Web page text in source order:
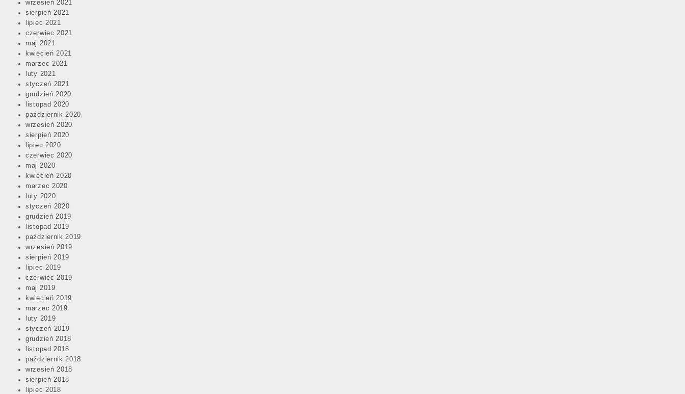
wrzesień 2021
sierpień 2021
lipiec 2021
czerwiec 2021
maj 2021
kwiecień 2021
marzec 2021
luty 2021
styczeń 2021
grudzień 2020
listopad 2020
październik 2020
wrzesień 2020
sierpień 2020
lipiec 2020
czerwiec 2020
maj 2020
kwiecień 2020
marzec 2020
luty 2020
styczeń 2020
grudzień 2019
listopad 2019
październik 2019
wrzesień 2019
sierpień 2019
lipiec 2019
czerwiec 2019
maj 2019
kwiecień 2019
marzec 2019
luty 2019
styczeń 2019
grudzień 2018
listopad 2018
październik 2018
wrzesień 2018
sierpień 2018
lipiec 2018